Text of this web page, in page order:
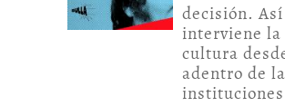
decisión. Así
interviene la
cultura
adentro de
instituciones